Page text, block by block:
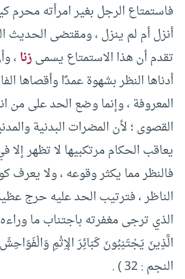
فاستمتاع الرجل بغير امرأته محرم
أنزل أم لم ينزل ، ومقتضى الحديث
تقدم أن هذا الاستمتاع يسمىزنا،
أدناها النظر بشهوة عمدًا وأقصاها
المعروفة ، وإنما وضع الحد على من
القصوى ؛ لأن المضرات البدنية
يعاقب الحكام مرتكبيها لا تظهر إلا
فالنظر مما يكثر وقوعه ، ولا يعرف
الناظر ، فترتيب الحد عليه حرج
الذي ترجى مغفرته باجتناب ما
الَّذِينَ يَجْتَنِبُونَ كَبَائِرَ الإِثْمِ وَالْفَوَاحِشَ
النجم : 32 ) .